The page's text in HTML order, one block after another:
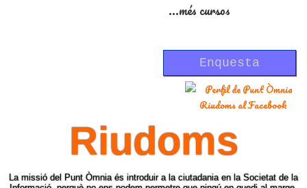
...més cursos
Enquesta
Riudoms
La missió del Punt Òmnia és introduir a la ciutadania en la Societat de la